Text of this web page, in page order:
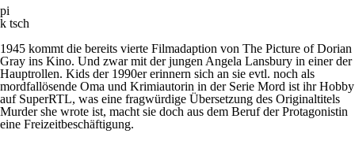
pi
k tsch
1945 kommt die bereits vierte Filmadaption von The Picture of Dorian
Gray ins Kino. Und zwar mit der jungen Angela Lansbury in einer der
Hauptrollen. Kids der 1990er erinnern sich an sie evtl. noch als
mordfallösende Oma und Krimiautorin in der Serie Mord ist ihr Hobby
auf SuperRTL, was eine fragwürdige Übersetzung des Originaltitels
Murder she wrote ist, macht sie doch aus dem Beruf der Protagonistin
eine Freizeitbeschäftigung.